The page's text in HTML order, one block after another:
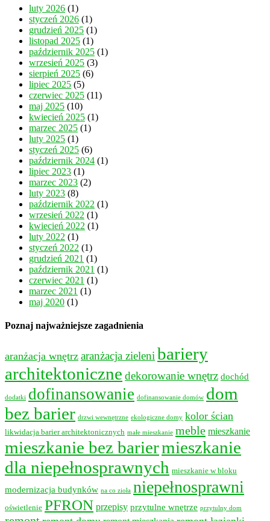
luty 2026 (1)
styczeń 2026 (1)
grudzień 2025 (1)
listopad 2025 (1)
październik 2025 (1)
wrzesień 2025 (3)
sierpień 2025 (6)
lipiec 2025 (5)
czerwiec 2025 (11)
maj 2025 (10)
kwiecień 2025 (1)
marzec 2025 (1)
luty 2025 (1)
styczeń 2025 (6)
październik 2024 (1)
lipiec 2023 (1)
marzec 2023 (2)
luty 2023 (8)
październik 2022 (1)
wrzesień 2022 (1)
kwiecień 2022 (1)
luty 2022 (1)
styczeń 2022 (1)
grudzień 2021 (1)
październik 2021 (1)
czerwiec 2021 (1)
marzec 2021 (1)
maj 2020 (1)
Poznaj najważniejsze zagadnienia
aranżacja wnętrz aranżacja zieleni bariery
architektoniczne dekorowanie wnętrz dochód
dodatki dofinansowanie dofinansowanie domów dom
bez barier drzwi wewnętrzne ekologiczne domy kolor ścian
likwidacja barier architektonicznych małe mieszkanie meble mieszkanie
mieszkanie bez bariermieszkanie
dla niepełnosprawnych mieszkanie w bloku
modernizacja budynków na co zioła niepełnosprawni
oświetlenie PFRON przepisy przytulne wnętrze przytulny dom